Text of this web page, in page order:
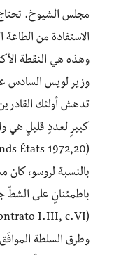
مجلس الشيوخ. تحتاج
الاستفادة من
وزير لويس السادس
تدهش أولئك
كبيرٍ لعددٍ قليلٍ هي
بالنسبة لروسو،
باطمئنانٍ على الشطّ
وطرق السلطة